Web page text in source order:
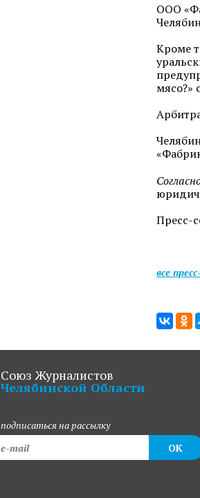
ООО
Кроме
мясо?»
все
Союз Журналистов
Челябинской Области
подписаться на рассылку